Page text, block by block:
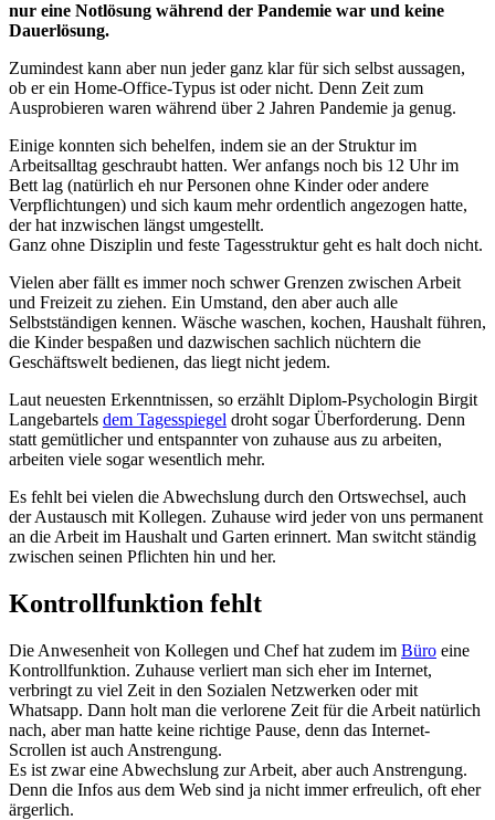
nur eine Notlösung während der Pandemie war und keine
Dauerlösung.
Zumindest kann aber nun jeder ganz klar für sich selbst aussagen,
ob er ein Home-Office-Typus ist oder nicht. Denn Zeit zum
Ausprobieren waren während über 2 Jahren Pandemie ja genug.
Einige konnten sich behelfen, indem sie an der Struktur im
Arbeitsalltag geschraubt hatten. Wer anfangs noch bis 12 Uhr im
Bett lag (natürlich eh nur Personen ohne Kinder oder andere
Verpflichtungen) und sich kaum mehr ordentlich angezogen hatte,
der hat inzwischen längst umgestellt.
Ganz ohne Disziplin und feste Tagesstruktur geht es halt doch nicht.
Vielen aber fällt es immer noch schwer Grenzen zwischen Arbeit
und Freizeit zu ziehen. Ein Umstand, den aber auch alle
Selbstständigen kennen. Wäsche waschen, kochen, Haushalt führen,
die Kinder bespaßen und dazwischen sachlich nüchtern die
Geschäftswelt bedienen, das liegt nicht jedem.
Laut neuesten Erkenntnissen, so erzählt Diplom-Psychologin Birgit
Langebartels dem Tagesspiegel droht sogar Überforderung. Denn
statt gemütlicher und entspannter von zuhause aus zu arbeiten,
arbeiten viele sogar wesentlich mehr.
Es fehlt bei vielen die Abwechslung durch den Ortswechsel, auch
der Austausch mit Kollegen. Zuhause wird jeder von uns permanent
an die Arbeit im Haushalt und Garten erinnert. Man switcht ständig
zwischen seinen Pflichten hin und her.
Kontrollfunktion fehlt
Die Anwesenheit von Kollegen und Chef hat zudem im Büro eine
Kontrollfunktion. Zuhause verliert man sich eher im Internet,
verbringt zu viel Zeit in den Sozialen Netzwerken oder mit
Whatsapp. Dann holt man die verlorene Zeit für die Arbeit natürlich
nach, aber man hatte keine richtige Pause, denn das Internet-
Scrollen ist auch Anstrengung.
Es ist zwar eine Abwechslung zur Arbeit, aber auch Anstrengung.
Denn die Infos aus dem Web sind ja nicht immer erfreulich, oft eher
ärgerlich.